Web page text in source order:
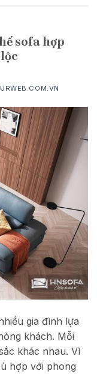
sofa hợp
gia đình lựa
khách. Mỗi
khác nhau. Vì
hợp với phong